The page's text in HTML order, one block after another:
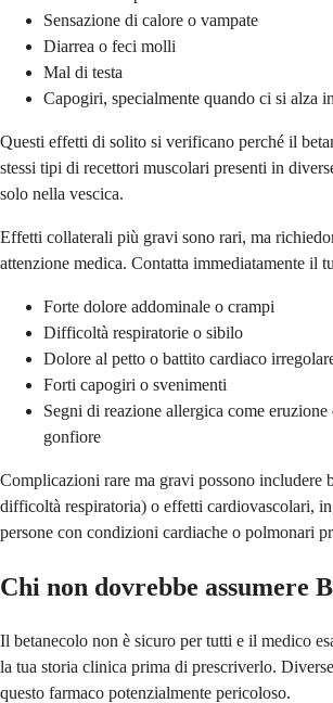
Sensazione di calore o vampate
Diarrea o feci molli
Mal di testa
Capogiri, specialmente quando ci si alza
Questi effetti di solito si verificano perché il
stessi tipi di recettori muscolari presenti in
solo nella vescica.
Effetti collaterali più gravi sono rari, ma
attenzione medica. Contatta immediatamente il
Forte dolore addominale o crampi
Difficoltà respiratorie o sibilo
Dolore al petto o battito cardiaco
Forti capogiri o svenimenti
Segni di reazione allergica come
gonfiore
Complicazioni rare ma gravi possono includere
difficoltà respiratoria) o effetti cardiovascolari,
persone con condizioni cardiache o polmonari
Chi non dovrebbe assumere
Il betanecolo non è sicuro per tutti e il medico
la tua storia clinica prima di prescriverlo.
questo farmaco potenzialmente pericoloso.